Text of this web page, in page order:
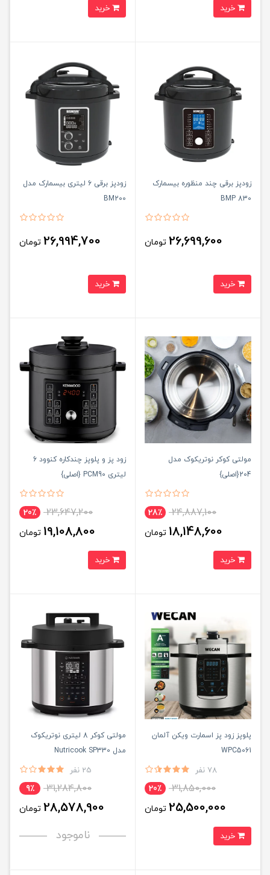
زودپز برقی چند منظوره بیسمارک
BMP 830
26,699,600 تومان
زودپز برقی 6 لیتری بیسمارک مدل
BM200
26,994,700 تومان
مولتی کوکر نوتریکوک مدل
204{اصلی}
24,887,100 28٪
18,148,600 تومان
زود پز و پلوپز چندکاره کنوود 6
لیتری PCM90 {اصلی}
23,647,200 20٪
19,108,800 تومان
پلوپز زود پز اسمارت ویکن آلمان
WPC5061
78 نفر
31,850,000 20٪
25,500,000 تومان
مولتی کوکر 8 لیتری نوتریکوک
مدل Nutricook SP330
25 نفر
31,284,800 9٪
28,578,900 تومان
ناموجود